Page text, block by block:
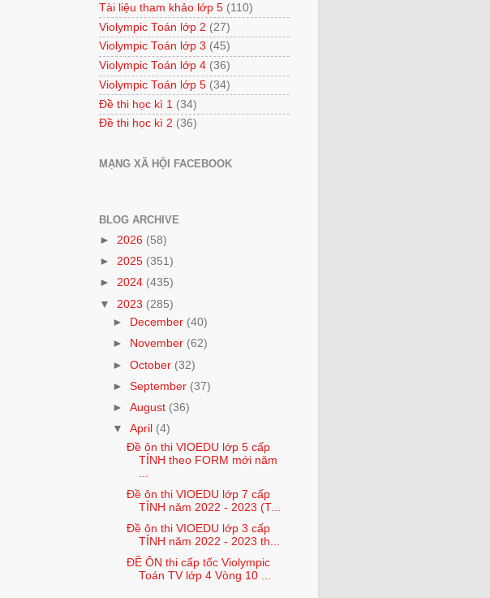
Tài liệu tham khảo lớp 5 (110)
Violympic Toán lớp 2 (27)
Violympic Toán lớp 3 (45)
Violympic Toán lớp 4 (36)
Violympic Toán lớp 5 (34)
Đề thi học kì 1 (34)
Đề thi học kì 2 (36)
MẠNG XÃ HỘI FACEBOOK
BLOG ARCHIVE
► 2026 (58)
► 2025 (351)
► 2024 (435)
▼ 2023 (285)
►
December (40)
►
November (62)
►October (32)
►September (37)
►August (36)
▼April (4)
Đề ôn thi VIOEDU lớp 5 cấp
TỈNH theo FORM mới năm
Đề ôn thi VIOEDU lớp 7 cấp
TỈNH năm 2022 - 2023 (T...
Đề ôn thi VIOEDU lớp 3 cấp
TỈNH năm 2022 - 2023 th...
ĐỀ ÔN thi cấp tốc Violympic
Toán TV lớp 4 Vòng 10 ...